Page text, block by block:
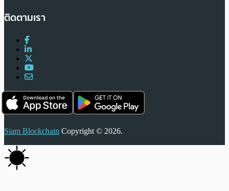
ติดตามเรา
Siam Blockchain Copyright © 2026.